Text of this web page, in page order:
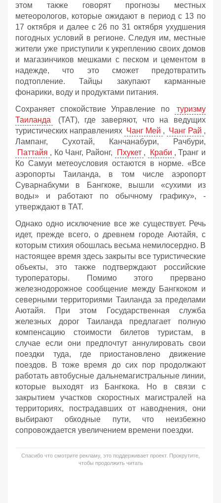
этом также говорят прогнозы местных
метеорологов, которые ожидают в период с 13 по
17 октября и далее с 26 по 31 октября ухудшения
погодных условий в регионе. Следуя им, местные
жители уже приступили к укреплению своих домов
и магазинчиков мешками с песком и цементом в
надежде, что это сможет предотвратить
подтопление. Тайцы закупают карманные
фонарики, воду и продуктами питания.
Сохраняет спокойствие Управление по
туризму
Таиланда
(ТАТ), где заверяют, что на ведущих
туристических направлениях Чанг Мей , Чанг Рай ,
Лампанг, Сухотай, Канчанабури, Рачбури,
Паттайя , Ко Чанг, Районг, Пхукет , Краби , Транг и
Ко Самуи метеоусловия остаются в норме. «Все
аэропорты Таиланда, в том числе аэропорт
Суварнабхуми в Бангкоке, вышли «сухими из
воды» и работают по обычному графику», -
утверждают в ТАТ.
Однако одно исключение все же существует. Речь
идет, прежде всего, о древнем городе Аютайя, с
которым стихия обошлась весьма немилосердно. В
настоящее время здесь закрыты все туристические
объекты, это также подтверждают российские
туроператоры. Помимо этого прервано
железнодорожное сообщение между Бангкоком и
северными территориями Таиланда за пределами
Аютайя. При этом Государственная служба
железных дорог Таиланда предлагает полную
компенсацию стоимости билетов туристам, в
случае если они предпочтут аннулировать свои
поездки туда, где приостановлено движение
поездов. В тоже время до сих пор продолжают
работать автобусные дальнемагистральные линии,
которые выходят из Бангкока. Но в связи с
закрытием участков скоростных магистралей на
территориях, пострадавших от наводнения, они
выбирают обходные пути, что неизбежно
сопровождается увеличением времени поездки.
Спасибо что смотрите рекламу, это поддерживает проект. Прокрутите,
чтобы продолжить читать